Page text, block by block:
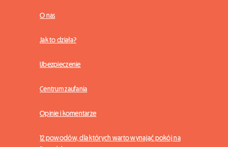
O nas
Jak to działa?
Ubezpieczenie
Centrum zaufania
Opinie i komentarze
12 powodów, dla których warto wynająć pokój na